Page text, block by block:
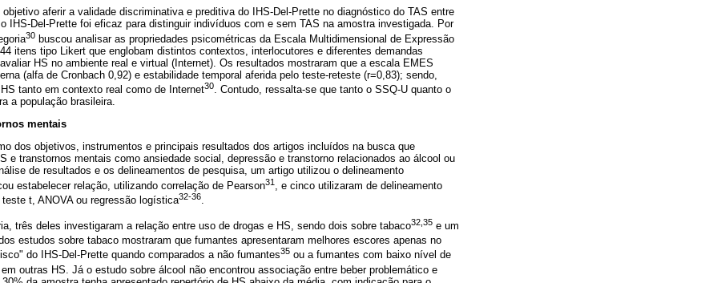
aferir a validade discriminativa e preditiva do IHS-Del-Prette no diagnóstico do TAS entre
IHS-Del-Prette foi eficaz para distinguir indivíduos com e sem TAS na amostra investigada. Por
30 buscou analisar as propriedades psicométricas da Escala Multidimensional de Expressão
itens tipo Likert que englobam distintos contextos, interlocutores e diferentes demandas
HS no ambiente real e virtual (Internet). Os resultados mostraram que a escala EMES
(alfa de Cronbach 0,92) e estabilidade temporal aferida pelo teste-reteste (r=0,83); sendo,
tanto em contexto real como de Internet30. Contudo, ressalta-se que tanto o SSQ-U quanto o
a população brasileira.
mentais
dos objetivos, instrumentos e principais resultados dos artigos incluídos na busca que
e transtornos mentais como ansiedade social, depressão e transtorno relacionados ao álcool ou
de resultados e os delineamentos de pesquisa, um artigo utilizou o delineamento
estabelecer relação, utilizando correlação de Pearson31
, e cinco utilizaram de delineamento
t, ANOVA ou regressão logística32-36.
três deles investigaram a relação entre uso de drogas e HS, sendo dois sobre tabaco32,35 e um
estudos sobre tabaco mostraram que fumantes apresentaram melhores escores apenas no
do IHS-Del-Prette quando comparados a não fumantes35 ou a fumantes com baixo nível de
em outras HS. Já o estudo sobre álcool não encontrou associação entre beber problemático e